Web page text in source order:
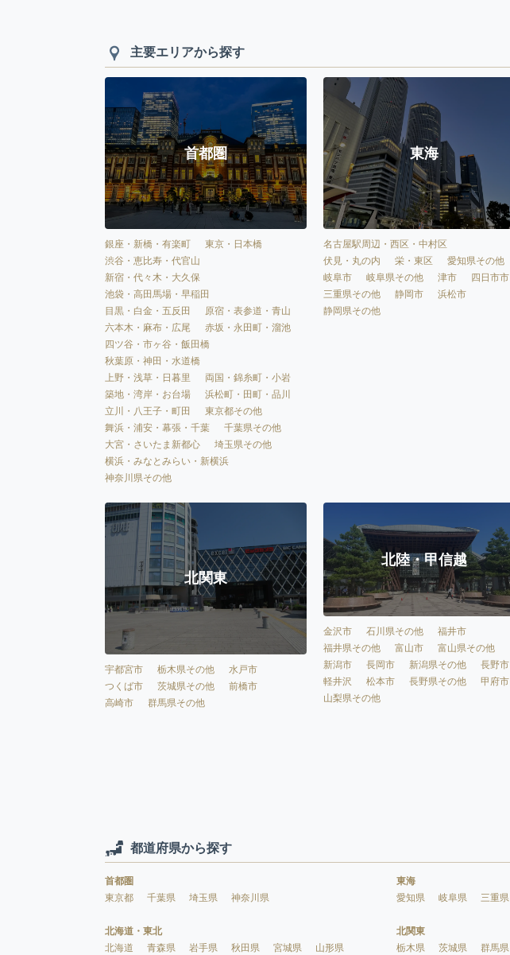
主要エリアから探す
首都圏
銀座・新橋・有楽町
東京・日本橋
渋谷・恵比寿・代官山
新宿・代々木・大久保
池袋・高田馬場・早稲田
目黒・白金・五反田
原宿・表参道・青山
六本木・麻布・広尾
赤坂・永田町・溜池
四ツ谷・市ヶ谷・飯田橋
秋葉原・神田・水道橋
上野・浅草・日暮里
両国・錦糸町・小岩
築地・湾岸・お台場
浜松町・田町・品川
立川・八王子・町田
東京都その他
舞浜・浦安・幕張・千葉
千葉県その他
大宮・さいたま新都心
埼玉県その他
横浜・みなとみらい・新横浜
神奈川県その他
東海
名古屋駅周辺・西区・中村区
伏見・丸の内
栄・東区
愛知県その他
岐阜市
岐阜県その他 津市
四日市市
三重県その他
静岡市
浜松市
静岡県その他
北関東
宇都宮市 栃木県その他
水戸市
つくば市
茨城県その他
前橋市
高崎市
群馬県その他
北陸・甲信越
金沢市 石川県その他
福井市
福井県その他
富山市
富山県その他
新潟市
長岡市 新潟県その他
長野市
軽井沢
松本市 長野県その他
甲府市
山梨県その他
都道府県から探す
首都圏
東京都
千葉県 埼玉県 神奈川県
東海
愛知県
岐阜県 三重県
北海道・東北
北海道
青森県 岩手県 秋田県 宮城県
山形県
北関東
栃木県
茨城県 群馬県